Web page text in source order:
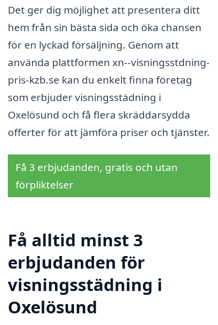
Det ger dig möjlighet att presentera ditt
hem från sin bästa sida och öka chansen
för en lyckad försäljning. Genom att
använda plattformen xn--visningsstdning-
pris-kzb.se kan du enkelt finna företag
som erbjuder visningsstädning i
Oxelösund och få flera skräddarsydda
offerter för att jämföra priser och tjänster.
Få 3 erbjudanden, gratis och utan
förpliktelser
Få alltid minst 3
erbjudanden för
visningsstädning i
Oxelösund